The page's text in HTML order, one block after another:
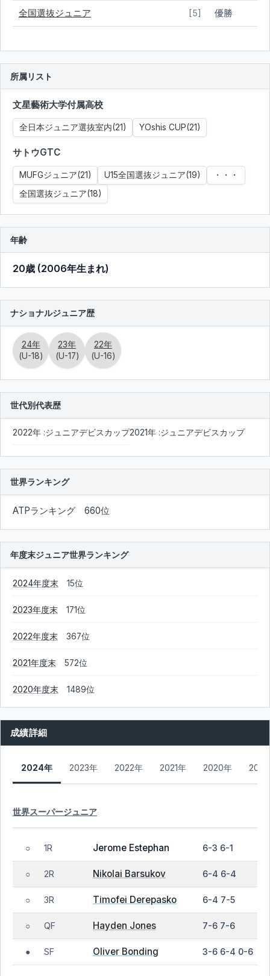
全国選抜ジュニア [5] 優勝
所属リスト
文星藝術大学付属高校
全日本ジュニア選抜室内(21) YOshis CUP(21)
サトウGTC
MUFGジュニア(21) U15全国選抜ジュニア(19)
・・・
全国選抜ジュニア(18)
年齢
20歳 (2006年生まれ)
ナショナルジュニア歴
24年
(U-18)
23年
(U-17)
22年
(U-16)
世代別代表歴
2022年 :ジュニアデビスカップ2021年 :ジュニアデビスカップ
世界ランキング
ATPランキング 660位
年度末ジュニア世界ランキング
2024年度末 15位
2023年度末 171位
2022年度末 367位
2021年度末 572位
2020年度末 1489位
成績詳細
2024年 2023年 2022年 2021年 2020年 2019
世界スーパージュニア
○ 1R Jerome Estephan 6-3 6-1
○ 2R Nikolai Barsukov 6-4 6-4
○ 3R Timofei Derepasko 6-4 7-5
○ QF Hayden Jones 7-6 7-6
● SF Oliver Bonding 3-6 6-4 0-6